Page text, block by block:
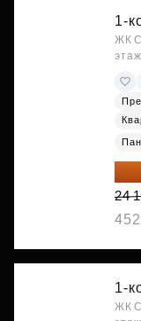
1-
ЖК
20
24
1-
ЖК